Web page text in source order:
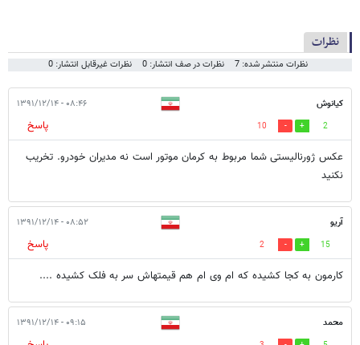
نظرات
نظرات منتشر شده: 7 نظرات در صف انتشار: 0 نظرات غیرقابل انتشار: 0
کیانوش ۰۸:۴۶ - ۱۳۹۱/۱۲/۱۴
2
10
پاسخ
عکس ژورنالیستی شما مربوط به کرمان موتور است نه مدیران خودرو. تخریب
نکنید
آریو ۰۸:۵۲ - ۱۳۹۱/۱۲/۱۴
15
2
پاسخ
کارمون به کجا کشیده که ام وی ام هم قیمتهاش سر به فلک کشیده ....
محمد ۰۹:۱۵ - ۱۳۹۱/۱۲/۱۴